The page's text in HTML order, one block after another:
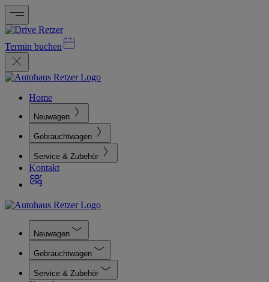
Termin buchen
Home
Neuwagen
Gebrauchtwagen
Service & Zubehör
Kontakt
Neuwagen
Gebrauchtwagen
Service & Zubehör